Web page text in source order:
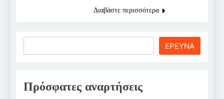
Διαβάστε περισσότερα
ΕΡΕΥΝΑ
Πρόσφατες αναρτήσεις